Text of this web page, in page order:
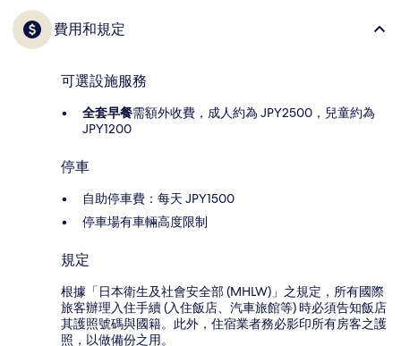
費用和規定
可選設施服務
全套早餐需額外收費，成人約為 JPY2500，兒童約為
JPY1200
停車
自助停車費：每天 JPY1500
停車場有車輛高度限制
規定
根據「日本衛生及社會安全部 (MHLW)」之規定，所有國際
旅客辦理入住手續 (入住飯店、汽車旅館等) 時必須告知飯店
其護照號碼與國籍。此外，住宿業者務必影印所有房客之護
照，以做備份之用。